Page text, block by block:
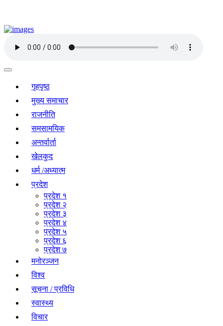
गृहपृष्ठ
मुख्य समाचार
राजनीति
समसामयिक
अन्तर्वार्ता
खेलकुद
धर्म /अध्यात्म
प्रदेश
प्रदेश १
प्रदेश २
प्रदेश ३
प्रदेश ४
प्रदेश ५
प्रदेश ६
प्रदेश ७
मनोरञ्जन
विश्व
सूचना / प्रविधि
स्वास्थ्य
विचार